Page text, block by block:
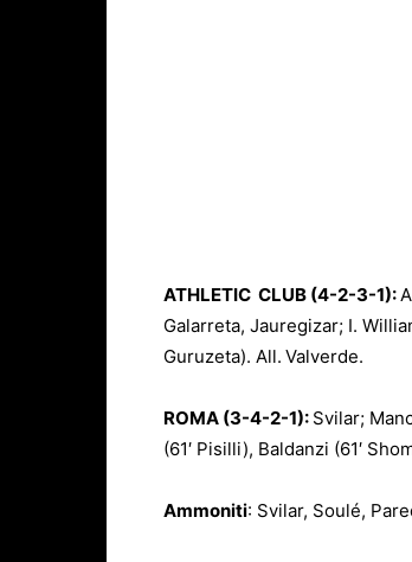
ATHLETIC CLUB (4-2-3-1):
Galarreta, Jauregizar; I.
Guruzeta). All. Valverde.
ROMA (3-4-2-1): Svilar;
(61′ Pisilli), Baldanzi (61′
Ammoniti: Svilar, Soulé,